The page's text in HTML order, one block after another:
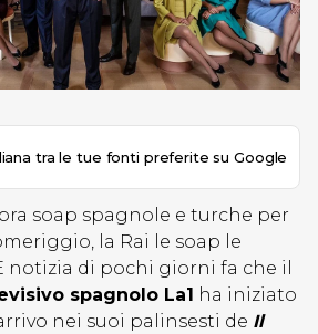
tra le tue fonti preferite su Google
soap spagnole e turche per
la Rai le soap le
notizia di pochi giorni fa che il
spagnolo La1 ha iniziato
nei suoi palinsesti de Il